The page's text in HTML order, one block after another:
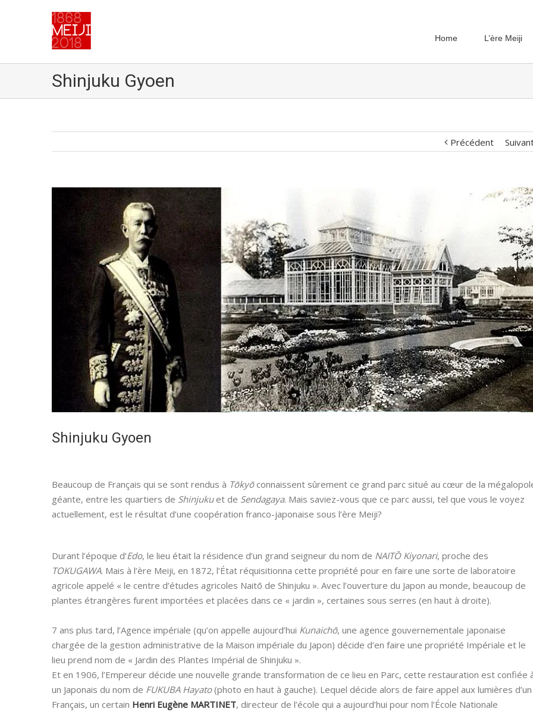
Home L’ère Meiji
Shinjuku Gyoen
Précédent
Shinjuku Gyoen
Beaucoup de Français qui se sont rendus à Tōkyōconnaissent sûrement ce grand parc situé au cœur de la
géante, entre les quartiers de Shinjukuet de Sendagaya. Mais saviez-vous que ce parc aussi, tel que vous le voyez
actuellement, est le résultat d’une coopération franco-japonaise sous l’ère Meiji?
Durant l’époque d’Edo, le lieu était la résidence d’un grand seigneur du nom de NAITŌ Kiyonari, proche des
TOKUGAWA. Mais à l’ère Meiji, en 1872, l’État réquisitionna cette propriété pour en faire une sorte de laboratoire
agricole appelé « le centre d’études agricoles Naitō de Shinjuku ». Avec l’ouverture du Japon au monde, beaucoup de
plantes étrangères furent importées et placées dans ce « jardin », certaines sous serres (en haut à droite).
7 ans plus tard, l’Agence impériale (qu’on appelle aujourd’hui Kunaichō, une agence gouvernementale japonaise
chargée de la gestion administrative de la Maison impériale du Japon) décide d’en faire une propriété Impériale et le
lieu prend nom de « Jardin des Plantes Impérial de Shinjuku ».
Et en 1906, l’Empereur décide une nouvelle grande transformation de ce lieu en Parc, cette restauration est confiée
un Japonais du nom de FUKUBA Hayato(photo en haut à gauche). Lequel décide alors de faire appel aux lumières d’un
Français, un certain Henri Eugène MARTINET, directeur de l’école qui a aujourd’hui pour nom l’École Nationale